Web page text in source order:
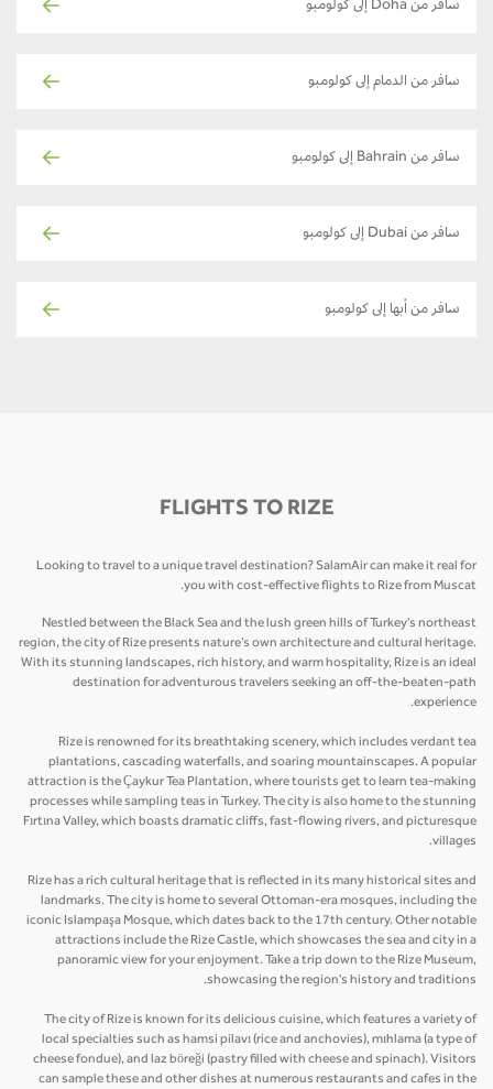
سافر من Doha إلى كولومبو
سافر من الدمام إلى كولومبو
سافر من Bahrain إلى كولومبو
سافر من Dubai إلى كولومبو
سافر من أبها إلى كولومبو
FLIGHTS TO RIZE
Looking to travel to a unique travel destination? SalamAir can make it real for
you with cost-effective flights to Rize from Muscat.
Nestled between the Black Sea and the lush green hills of Turkey's northeast
region, the city of Rize presents nature’s own architecture and cultural heritage.
With its stunning landscapes, rich history, and warm hospitality, Rize is an ideal
destination for adventurous travelers seeking an off-the-beaten-path
experience.
Rize is renowned for its breathtaking scenery, which includes verdant tea
plantations, cascading waterfalls, and soaring mountainscapes. A popular
attraction is the Çaykur Tea Plantation, where tourists get to learn tea-making
processes while sampling teas in Turkey. The city is also home to the stunning
Fırtına Valley, which boasts dramatic cliffs, fast-flowing rivers, and picturesque
villages.
Rize has a rich cultural heritage that is reflected in its many historical sites and
landmarks. The city is home to several Ottoman-era mosques, including the
iconic Islampaşa Mosque, which dates back to the 17th century. Other notable
attractions include the Rize Castle, which showcases the sea and city in a
panoramic view for your enjoyment. Take a trip down to the Rize Museum,
showcasing the region's history and traditions.
The city of Rize is known for its delicious cuisine, which features a variety of
local specialties such as hamsi pilavı (rice and anchovies), mıhlama (a type of
cheese fondue), and laz böreği (pastry filled with cheese and spinach). Visitors
can sample these and other dishes at numerous restaurants and cafes in the